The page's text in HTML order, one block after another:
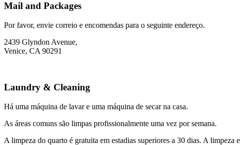
Mail and Packages
Por favor, envie correio e encomendas para o seguinte endereço.
2439 Glyndon Avenue,
Venice, CA 90291
Laundry & Cleaning
Há uma máquina de lavar e uma máquina de secar na casa.
As áreas comuns são limpas profissionalmente uma vez por semana.
A limpeza do quarto é gratuita em estadias superiores a 30 dias. A